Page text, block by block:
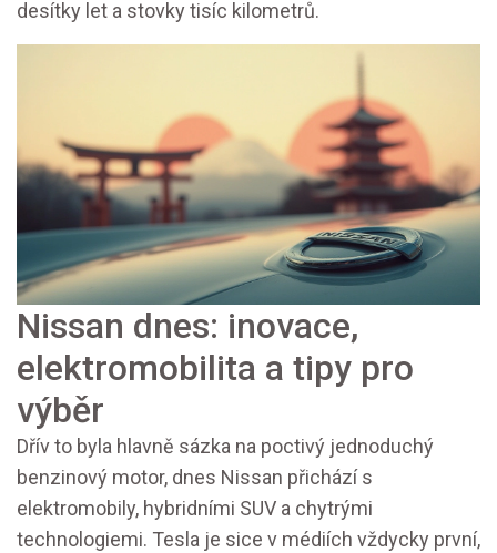
desítky let a stovky tisíc kilometrů.
Nissan dnes: inovace,
elektromobilita a tipy pro
výběr
Dřív to byla hlavně sázka na poctivý jednoduchý
benzinový motor, dnes Nissan přichází s
elektromobily, hybridními SUV a chytrými
technologiemi. Tesla je sice v médiích vždycky první,